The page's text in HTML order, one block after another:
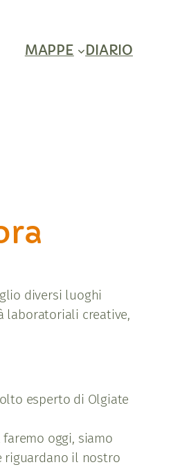
MAPPE DIARIO
diversi luoghi
laboratoriali creative,
esperto di Olgiate
oggi, siamo
riguardano il nostro